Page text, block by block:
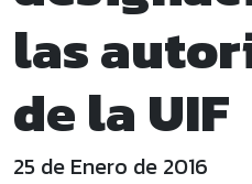
las
de la UIF
25 de Enero de 2016